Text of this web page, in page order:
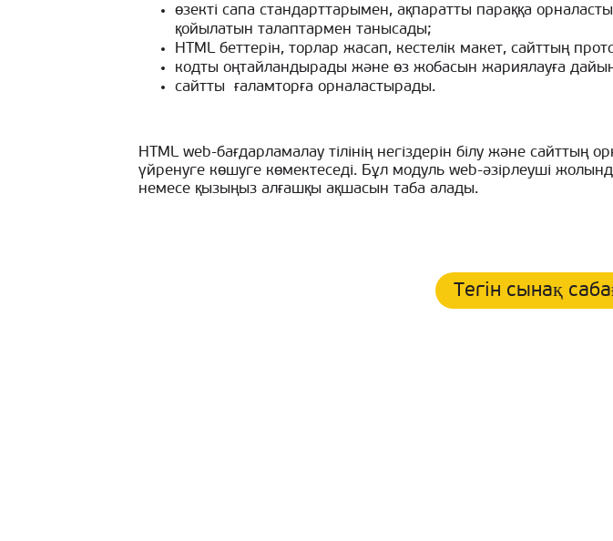
өзекті сапа стандарттарымен, ақпаратты параққа
қойылатын талаптармен танысады;
HTML беттерін, торлар жасап, кестелік макет, сайттың
кодты оңтайландырады және өз жобасын жариялауға
сайтты ғаламторға орналастырады.
HTML web-бағдарламалау тілінің негіздерін білу және
үйренуге көшуге көмектеседі. Бұл модуль web-әзірлеуші
немесе қызыңыз алғашқы ақшасын таба алады.
Тегін сынақ